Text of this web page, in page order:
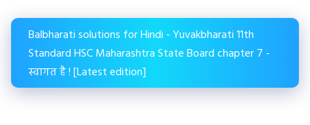
Balbharati solutions for Hindi - Yuvakbharati 11th
Standard HSC Maharashtra State Board chapter 7 -
स्वागत है ! [Latest edition]